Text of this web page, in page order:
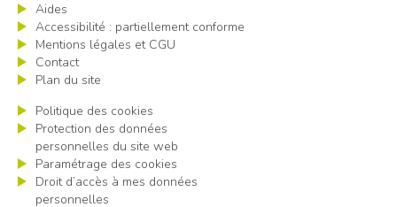
Aides
Accessibilité : partiellement conforme
Mentions légales et CGU
Contact
Plan du site
Politique des cookies
Protection des données
personnelles du site web
Paramétrage des cookies
Droit d’accès à mes données
personnelles